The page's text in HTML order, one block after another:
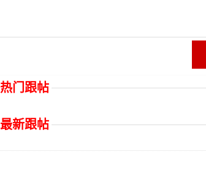
热门跟帖
最新跟帖